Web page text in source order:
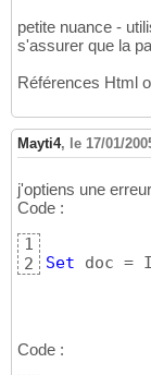
petite nuance -
s'assurer que la
Références Html
Mayti4, le 17/01/
j'optiens une
Code :
1
2
Set doc =
Code :